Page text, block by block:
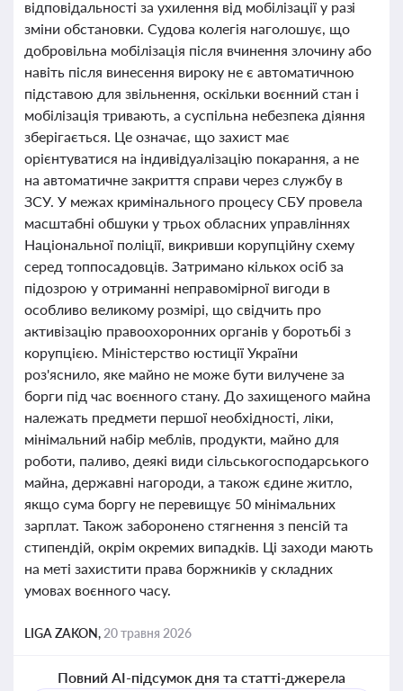
відповідальності за ухилення від мобілізації у разі
зміни обстановки. Судова колегія наголошує, що
добровільна мобілізація після вчинення злочину або
навіть після винесення вироку не є автоматичною
підставою для звільнення, оскільки воєнний стан і
мобілізація тривають, а суспільна небезпека діяння
зберігається. Це означає, що захист має
орієнтуватися на індивідуалізацію покарання, а не
на автоматичне закриття справи через службу в
ЗСУ. У межах кримінального процесу СБУ провела
масштабні обшуки у трьох обласних управліннях
Національної поліції, викривши корупційну схему
серед топпосадовців. Затримано кількох осіб за
підозрою у отриманні неправомірної вигоди в
особливо великому розмірі, що свідчить про
активізацію правоохоронних органів у боротьбі з
корупцією. Міністерство юстиції України
роз'яснило, яке майно не може бути вилучене за
борги під час воєнного стану. До захищеного майна
належать предмети першої необхідності, ліки,
мінімальний набір меблів, продукти, майно для
роботи, паливо, деякі види сільськогосподарського
майна, державні нагороди, а також єдине житло,
якщо сума боргу не перевищує 50 мінімальних
зарплат. Також заборонено стягнення з пенсій та
стипендій, окрім окремих випадків. Ці заходи мають
на меті захистити права боржників у складних
умовах воєнного часу.
LIGA ZAKON, 20 травня 2026
Повний AI-підсумок дня та статті-джерела